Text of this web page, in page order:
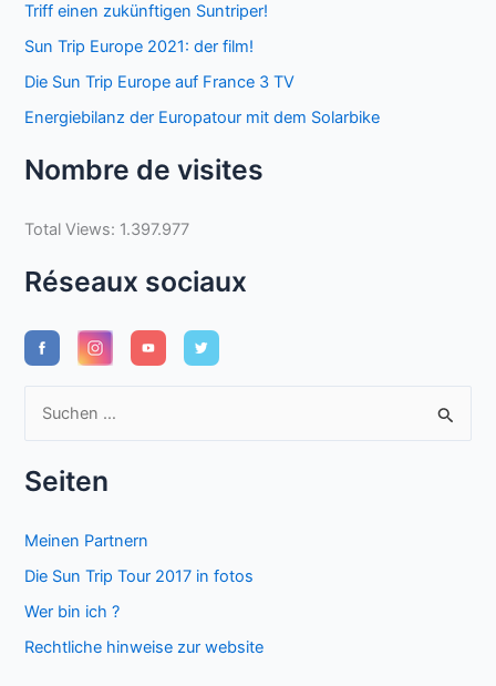
Triff einen zukünftigen Suntriper!
Sun Trip Europe 2021: der film!
Die Sun Trip Europe auf France 3 TV
Energiebilanz der Europatour mit dem Solarbike
Nombre de visites
Total Views: 1.397.977
Réseaux sociaux
h
c
Seiten
Meinen Partnern
Die Sun Trip Tour 2017 in fotos
Wer bin ich ?
Rechtliche hinweise zur website